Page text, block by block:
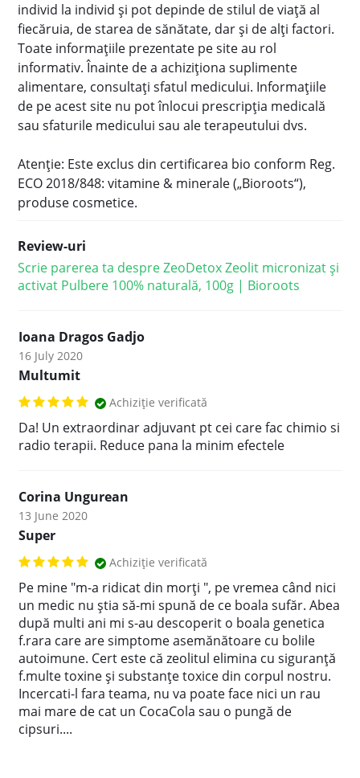
individ la individ şi pot depinde de stilul de viaţă al
fiecăruia, de starea de sănătate, dar şi de alţi factori.
Toate informaţiile prezentate pe site au rol
informativ. Înainte de a achiziţiona suplimente
alimentare, consultaţi sfatul medicului. Informațiile
de pe acest site nu pot înlocui prescripţia medicală
sau sfaturile medicului sau ale terapeutului dvs.
Atenție: Este exclus din certificarea bio conform Reg.
ECO 2018/848: vitamine & minerale („Bioroots“),
produse cosmetice.
Review-uri
Scrie parerea ta despre ZeoDetox Zeolit micronizat și
activat Pulbere 100% naturală, 100g | Bioroots
Ioana Dragos Gadjo
16 July 2020
Multumit
Achiziție verificată
Da! Un extraordinar adjuvant pt cei care fac chimio si
radio terapii. Reduce pana la minim efectele
Corina Ungurean
13 June 2020
Super
Achiziție verificată
Pe mine "m-a ridicat din morți ", pe vremea când nici
un medic nu știa să-mi spună de ce boala sufăr. Abea
după multi ani mi s-au descoperit o boala genetica
f.rara care are simptome asemănătoare cu bolile
autoimune. Cert este că zeolitul elimina cu siguranță
f.multe toxine și substanțe toxice din corpul nostru.
Incercati-l fara teama, nu va poate face nici un rau
mai mare de cat un CocaCola sau o pungă de
cipsuri....